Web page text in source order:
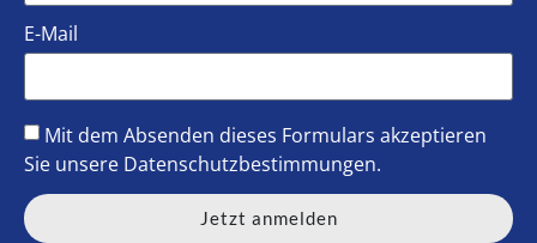
E-Mail
Mit dem Absenden dieses Formulars akzeptieren
Sie unsere Datenschutzbestimmungen.
Jetzt anmelden